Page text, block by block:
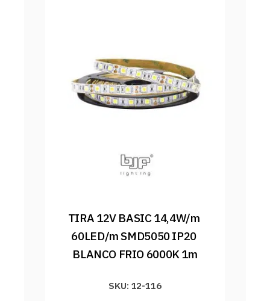
TIRA 12V BASIC 14,4W/m
60LED/m SMD5050 IP20
BLANCO FRIO 6000K 1m
SKU: 12-116